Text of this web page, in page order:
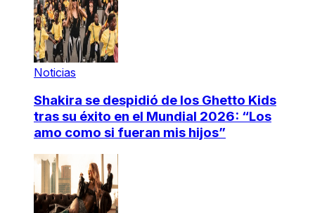
Noticias
Shakira se despidió de los Ghetto Kids
tras su éxito en el Mundial 2026: “Los
amo como si fueran mis hijos”